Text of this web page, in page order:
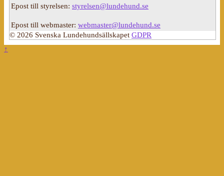
Epost till styrelsen: styrelsen@lundehund.se
Epost till webmaster: webmaster@lundehund.se
© 2026 Svenska Lundehundsällskapet GDPR
↑